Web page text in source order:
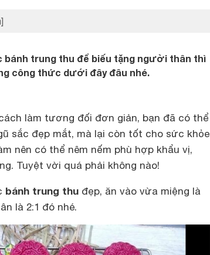
bánh trung thu để biếu tặng người thân thì
công thức dưới đây đâu nhé.
làm tương đối đơn giản, bạn đã có thể
sắc đẹp mắt, mà lại còn tốt cho sức khỏe
nên có thể nêm nếm phù hợp khẩu vị,
Tuyệt vời quá phải không nào!
bánh trung thu đẹp, ăn vào vừa miệng là
là 2:1 đó nhé.